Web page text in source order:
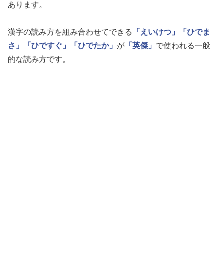
あります。
漢字の読み方を組み合わせてできる 「えいけつ」
「ひでま
さ」
「ひですぐ」 「ひでたか」 が 「英傑」 で使われる一般
的な読み方です。